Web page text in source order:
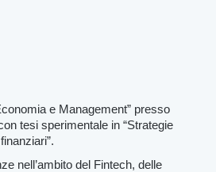
e Management” presso
tesi sperimentale in “Strategie
nell’ambito del Fintech, delle